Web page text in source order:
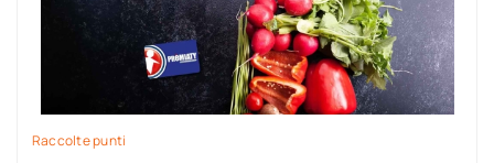
Raccolte punti